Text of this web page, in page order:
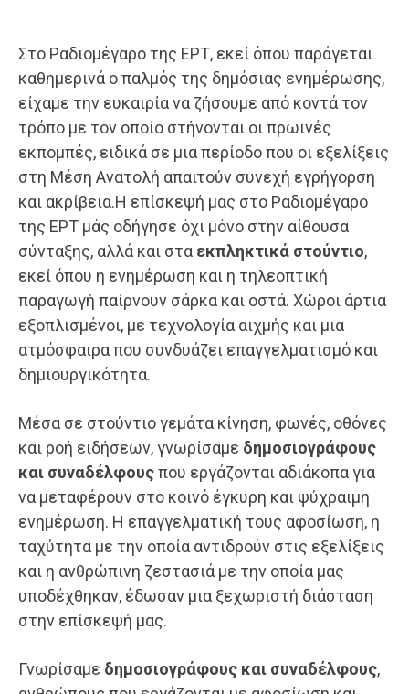
Στο Ραδιομέγαρο της ΕΡΤ, εκεί όπου παράγεται
καθημερινά ο παλμός της δημόσιας ενημέρωσης,
είχαμε την ευκαιρία να ζήσουμε από κοντά τον
τρόπο με τον οποίο στήνονται οι πρωινές
εκπομπές, ειδικά σε μια περίοδο που οι εξελίξεις
στη Μέση Ανατολή απαιτούν συνεχή εγρήγορση
και ακρίβεια.Η επίσκεψή μας στο Ραδιομέγαρο
της ΕΡΤ μάς οδήγησε όχι μόνο στην αίθουσα
σύνταξης, αλλά και στα εκπληκτικά στούντιο,
εκεί όπου η ενημέρωση και η τηλεοπτική
παραγωγή παίρνουν σάρκα και οστά. Χώροι άρτια
εξοπλισμένοι, με τεχνολογία αιχμής και μια
ατμόσφαιρα που συνδυάζει επαγγελματισμό και
δημιουργικότητα.
Μέσα σε στούντιο γεμάτα κίνηση, φωνές, οθόνες
και ροή ειδήσεων, γνωρίσαμε δημοσιογράφους
και συναδέλφουςπου εργάζονται αδιάκοπα για
να μεταφέρουν στο κοινό έγκυρη και ψύχραιμη
ενημέρωση. Η επαγγελματική τους αφοσίωση, η
ταχύτητα με την οποία αντιδρούν στις εξελίξεις
και η ανθρώπινη ζεστασιά με την οποία μας
υποδέχθηκαν, έδωσαν μια ξεχωριστή διάσταση
στην επίσκεψή μας.
Γνωρίσαμε δημοσιογράφους και συναδέλφους,